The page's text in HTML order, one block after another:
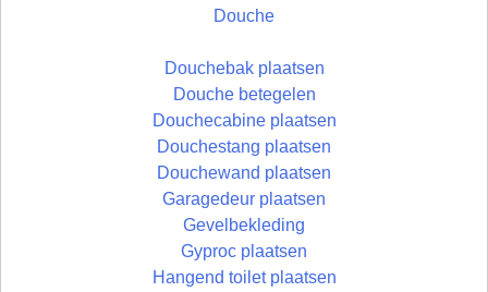
Douche
Douchebak plaatsen
Douche betegelen
Douchecabine plaatsen
Douchestang plaatsen
Douchewand plaatsen
Garagedeur plaatsen
Gevelbekleding
Gyproc plaatsen
Hangend toilet plaatsen